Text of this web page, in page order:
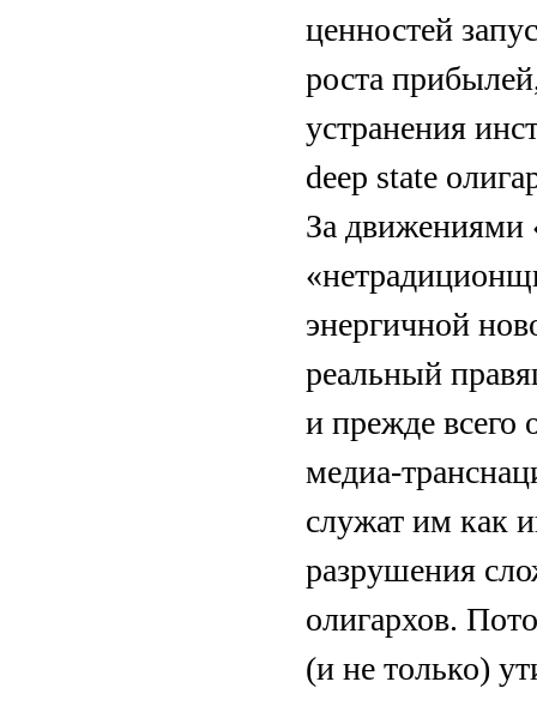
ценностей
роста
устранения
dеep state
За
энергичной
реальный
и прежде всего
медиа-
служат им как
разрушения
олигархов.
(и не только)